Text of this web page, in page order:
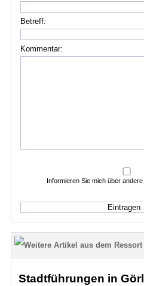
Betreff:
Kommentar:
Informieren Sie mich über
Stadtführungen in